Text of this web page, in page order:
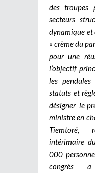
des troupes
secteurs
dynamique et
« crème du
pour une
l’objectif
les
statuts et
désigner le
ministre en
Tiemtoré,
intérimaire
000
congrès